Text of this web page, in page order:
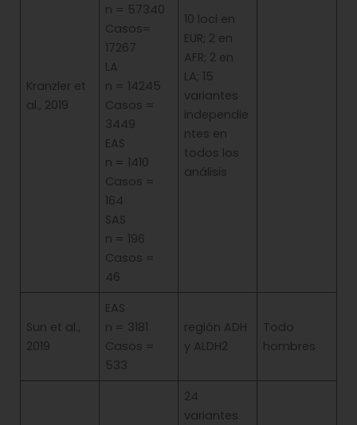
Kranzler et
al., 2019
n = 57340
Casos=
17267
LA
n = 14245
Casos =
3449
EAS
n = 1410
Casos =
164
SAS
n = 196
Casos =
46
10 loci en
EUR; 2 en
AFR; 2 en
LA; 15
variantes
independie
ntes en
todos los
análisis
Sun et al.,
2019
EAS
n = 3181
Casos =
533
región ADH
y ALDH2
Todo
hombres
24
variantes